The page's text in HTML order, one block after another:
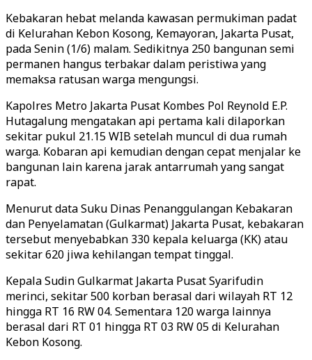
Kebakaran hebat melanda kawasan permukiman padat
di Kelurahan Kebon Kosong, Kemayoran, Jakarta Pusat,
pada Senin (1/6) malam. Sedikitnya 250 bangunan semi
permanen hangus terbakar dalam peristiwa yang
memaksa ratusan warga mengungsi.
Kapolres Metro Jakarta Pusat Kombes Pol Reynold E.P.
Hutagalung mengatakan api pertama kali dilaporkan
sekitar pukul 21.15 WIB setelah muncul di dua rumah
warga. Kobaran api kemudian dengan cepat menjalar ke
bangunan lain karena jarak antarrumah yang sangat
rapat.
Menurut data Suku Dinas Penanggulangan Kebakaran
dan Penyelamatan (Gulkarmat) Jakarta Pusat, kebakaran
tersebut menyebabkan 330 kepala keluarga (KK) atau
sekitar 620 jiwa kehilangan tempat tinggal.
Kepala Sudin Gulkarmat Jakarta Pusat Syarifudin
merinci, sekitar 500 korban berasal dari wilayah RT 12
hingga RT 16 RW 04. Sementara 120 warga lainnya
berasal dari RT 01 hingga RT 03 RW 05 di Kelurahan
Kebon Kosong.